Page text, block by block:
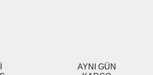
daha pahalı.
AYNI GÜN